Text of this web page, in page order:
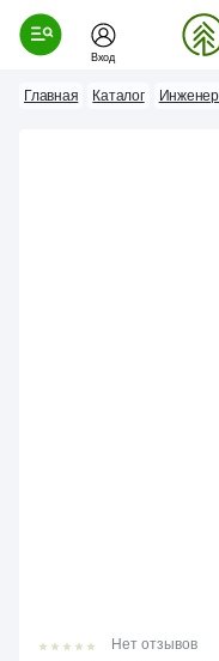
Вход
Главная Каталог
Нет отзывов